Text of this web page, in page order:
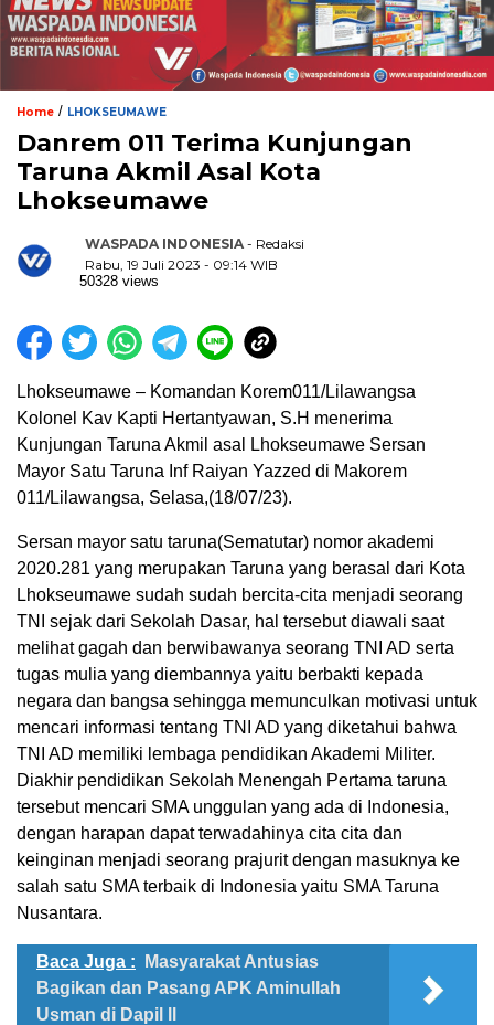
Home / LHOKSEUMAWE
Danrem 011 Terima Kunjungan
Taruna Akmil Asal Kota
Lhokseumawe
WASPADA INDONESIA - Redaksi
Rabu, 19 Juli 2023 - 09:14 WIB
50328 views
Lhokseumawe – Komandan Korem011/Lilawangsa
Kolonel Kav Kapti Hertantyawan, S.H menerima
Kunjungan Taruna Akmil asal Lhokseumawe Sersan
Mayor Satu Taruna Inf Raiyan Yazzed di Makorem
011/Lilawangsa, Selasa,(18/07/23).
Sersan mayor satu taruna(Sematutar) nomor akademi
2020.281 yang merupakan Taruna yang berasal dari Kota
Lhokseumawe sudah sudah bercita-cita menjadi seorang
TNI sejak dari Sekolah Dasar, hal tersebut diawali saat
melihat gagah dan berwibawanya seorang TNI AD serta
tugas mulia yang diembannya yaitu berbakti kepada
negara dan bangsa sehingga memunculkan motivasi untuk
mencari informasi tentang TNI AD yang diketahui bahwa
TNI AD memiliki lembaga pendidikan Akademi Militer.
Diakhir pendidikan Sekolah Menengah Pertama taruna
tersebut mencari SMA unggulan yang ada di Indonesia,
dengan harapan dapat terwadahinya cita cita dan
keinginan menjadi seorang prajurit dengan masuknya ke
salah satu SMA terbaik di Indonesia yaitu SMA Taruna
Nusantara.
Baca Juga :
Masyarakat Antusias
Bagikan dan Pasang APK Aminullah
Usman di Dapil ll